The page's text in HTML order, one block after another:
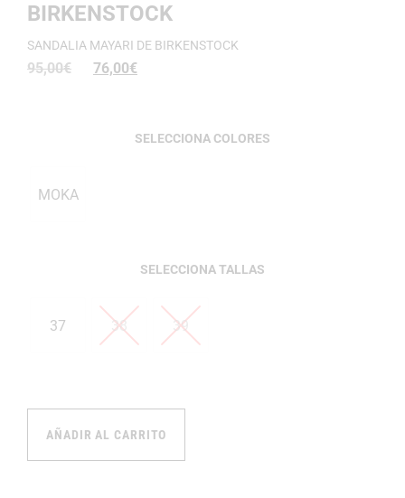
BIRKENSTOCK
SANDALIA MAYARI DE BIRKENSTOCK
95,00€ 76,00€
COLORES
MOKA
TALLAS
37 38 39
AÑADIR AL CARRITO